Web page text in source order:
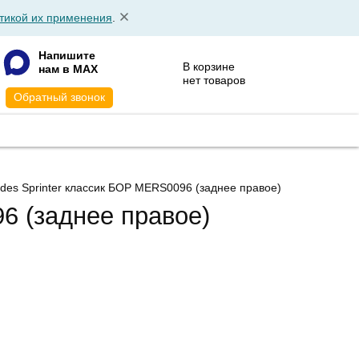
их применения
Напишите
нам в MAX
Обратный звонок
В корзине
нет товаров
Sprinter классик БОР MERS0096 (заднее правое)
(заднее правое)